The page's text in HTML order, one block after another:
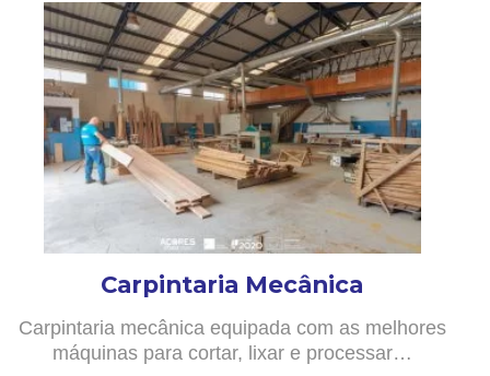
Carpintaria Mecânica
Carpintaria mecânica equipada com as melhores
máquinas para cortar, lixar e processar…